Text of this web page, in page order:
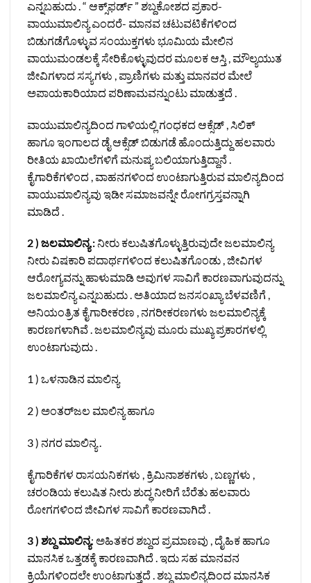
ಎನ್ನಬಹುದು . “ ಆಕ್ಸ್‌ಫರ್ಡ್ ” ಶಬ್ದಕೋಶದ ಪ್ರಕಾರ-
ವಾಯುಮಾಲಿನ್ಯ ಎಂದರೆ- ಮಾನವ ಚಟುವಟಿಕೆಗಳಿಂದ
ಬಿಡುಗಡೆಗೊಳ್ಳುವ ಸಂಯುಕ್ತಗಳು ಭೂಮಿಯ ಮೇಲಿನ
ವಾಯುಮಂಡಲಕ್ಕೆ ಸೇರಿಕೊಳ್ಳುವುದರ ಮೂಲಕ ಆಸ್ತಿ , ಮೌಲ್ಯಯುತ
ಜೀವಿಗಳಾದ ಸಸ್ಯಗಳು , ಪ್ರಾಣಿಗಳು ಮತ್ತು ಮಾನವರ ಮೇಲೆ
ಅಪಾಯಕಾರಿಯಾದ ಪರಿಣಾಮವನ್ನುಂಟು ಮಾಡುತ್ತದೆ .
ವಾಯುಮಾಲಿನ್ಯದಿಂದ ಗಾಳಿಯಲ್ಲಿ ಗಂಧಕದ ಆಕ್ಸೆಡ್ , ಸಿಲಿಕ್
ಹಾಗೂ ಇಂಗಾಲದ ಡೈ ಆಕ್ಸೆಡ್ ಬಿಡುಗಡೆ ಹೊಂದುತ್ತಿದ್ದು ಹಲವಾರು
ರೀತಿಯ ಖಾಯಿಲೆಗಳಿಗೆ ಮನುಷ್ಯ ಬಲಿಯಾಗುತ್ತಿದ್ದಾನೆ .
ಕೈಗಾರಿಕೆಗಳಿಂದ , ವಾಹನಗಳಿಂದ ಉಂಟಾಗುತ್ತಿರುವ ಮಾಲಿನ್ಯದಿಂದ
ವಾಯುಮಾಲಿನ್ಯವು ಇಡೀ ಸಮಾಜವನ್ನೇ ರೋಗಗ್ರಸ್ತವನ್ನಾಗಿ
ಮಾಡಿದೆ .
2 ) ಜಲಮಾಲಿನ್ಯ :ನೀರು ಕಲುಷಿತಗೊಳ್ಳುತ್ತಿರುವುದೇ ಜಲಮಾಲಿನ್ಯ
ನೀರು ವಿಷಕಾರಿ ಪದಾರ್ಥಗಳಿಂದ ಕಲುಷಿತಗೊಂಡು , ಜೀವಿಗಳ
ಆರೋಗ್ಯವನ್ನು ಹಾಳುಮಾಡಿ ಅವುಗಳ ಸಾವಿಗೆ ಕಾರಣವಾಗುವುದನ್ನು
ಜಲಮಾಲಿನ್ಯ ಎನ್ನಬಹುದು . ಅತಿಯಾದ ಜನಸಂಖ್ಯಾ ಬೆಳವಣಿಗೆ ,
ಅನಿಯಂತ್ರಿತ ಕೈಗಾರೀಕರಣ , ನಗರೀಕರಣಗಳು ಜಲಮಾಲಿನ್ಯಕ್ಕೆ
ಕಾರಣಗಳಾಗಿವೆ . ಜಲಮಾಲಿನ್ಯವು ಮೂರು ಮುಖ್ಯ ಪ್ರಕಾರಗಳಲ್ಲಿ
ಉಂಟಾಗುವುದು .
1 ) ಒಳನಾಡಿನ ಮಾಲಿನ್ಯ
2 ) ಅಂತರ್‌ಜಲ ಮಾಲಿನ್ಯ ಹಾಗೂ
3 ) ನಗರ ಮಾಲಿನ್ಯ .
ಕೈಗಾರಿಕೆಗಳ ರಾಸಯನಿಕಗಳು , ಕ್ರಿಮಿನಾಶಕಗಳು , ಬಣ್ಣಗಳು ,
ಚರಂಡಿಯ ಕಲುಷಿತ ನೀರು ಶುದ್ಧ ನೀರಿಗೆ ಬೆರೆತು ಹಲವಾರು
ರೋಗಗಳಿಂದ ಜೀವಿಗಳ ಸಾವಿಗೆ ಕಾರಣವಾಗಿದೆ .
3 ) ಶಬ್ದ ಮಾಲಿನ್ಯ: ಅಹಿತಕರ ಶಬ್ದದ ಪ್ರಮಾಣವು , ದೈಹಿಕ ಹಾಗೂ
ಮಾನಸಿಕ ಒತ್ತಡಕ್ಕೆ ಕಾರಣವಾಗಿದೆ . ಇದು ಸಹ ಮಾನವನ
ಕ್ರಿಯೆಗಳಿಂದಲೇ ಉಂಟಾಗುತ್ತದೆ . ಶಬ್ದ ಮಾಲಿನ್ಯದಿಂದ ಮಾನಸಿಕ